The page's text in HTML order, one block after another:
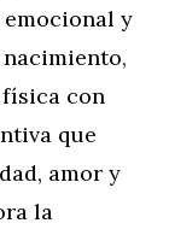
y
física con
que
amor y
la